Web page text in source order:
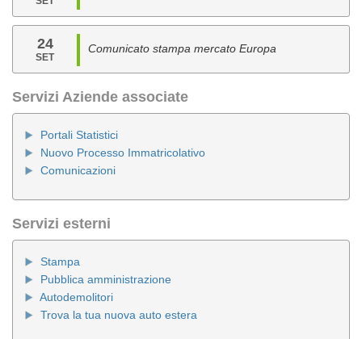
24
SET
Comunicato stampa mercato Europa
Servizi Aziende associate
Portali Statistici
Nuovo Processo Immatricolativo
Comunicazioni
Servizi esterni
Stampa
Pubblica amministrazione
Autodemolitori
Trova la tua nuova auto estera